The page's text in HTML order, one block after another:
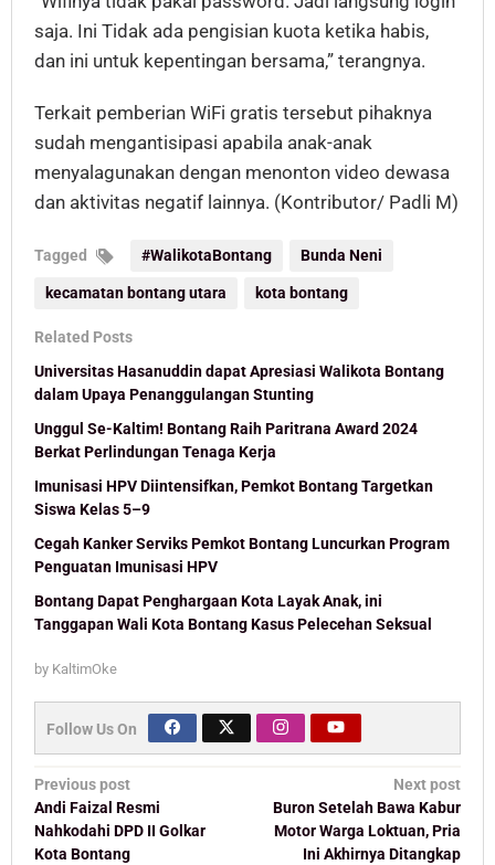
saja. Ini Tidak ada pengisian kuota ketika habis,
dan ini untuk kepentingan bersama,” terangnya.
Terkait pemberian WiFi gratis tersebut pihaknya
sudah mengantisipasi apabila anak-anak
menyalagunakan dengan menonton video dewasa
dan aktivitas negatif lainnya. (Kontributor/ Padli M)
Tagged #WalikotaBontang Bunda Neni
kecamatan bontang utara kota bontang
Related Posts
Universitas Hasanuddin dapat Apresiasi Walikota Bontang
dalam Upaya Penanggulangan Stunting
Unggul Se-Kaltim! Bontang Raih Paritrana Award 2024
Berkat Perlindungan Tenaga Kerja
Imunisasi HPV Diintensifkan, Pemkot Bontang Targetkan
Siswa Kelas 5–9
Cegah Kanker Serviks Pemkot Bontang Luncurkan Program
Penguatan Imunisasi HPV
Bontang Dapat Penghargaan Kota Layak Anak, ini
Tanggapan Wali Kota Bontang Kasus Pelecehan Seksual
by KaltimOke
Follow Us On
Post
navigation
Previous post
Andi Faizal Resmi
Nahkodahi DPD II Golkar
Kota Bontang
Next post
Buron Setelah Bawa Kabur
Motor Warga Loktuan, Pria
Ini Akhirnya Ditangkap